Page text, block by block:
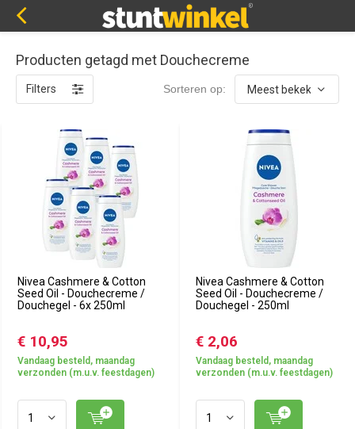
Producten getagd met Douchecreme
Filters Sorteren op:
Nivea Cashmere & Cotton
Seed Oil - Douchecreme /
Douchegel - 6x 250ml
€ 10,95
Vandaag besteld, maandag
verzonden (m.u.v. feestdagen)
Nivea Cashmere & Cotton
Seed Oil - Douchecreme /
Douchegel - 250ml
€ 2,06
Vandaag besteld, maandag
verzonden (m.u.v. feestdagen)